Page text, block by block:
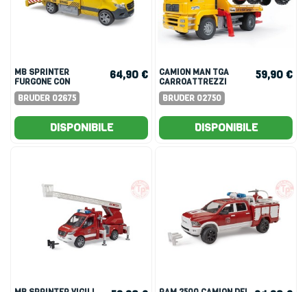
MB SPRINTER
FURGONE CON
MODULO LUCI E SUONI
E ROADSTER BRUDER
BRUDER 02675
64,90 €
DISPONIBILE
CAMION MAN TGA
CARROATTREZZI
BRUDER 02750
59,90 €
DISPONIBILE